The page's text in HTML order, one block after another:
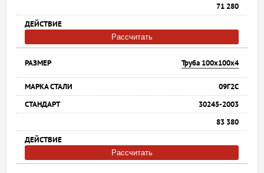
71 280
Рассчитать
Труба 100х100х4
09Г2С
30245-2003
83 380
Рассчитать